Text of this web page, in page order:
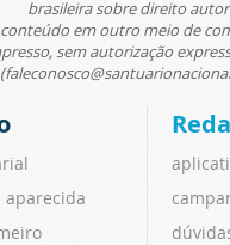
brasileira sobre direito
em outro meio de
sem autorização